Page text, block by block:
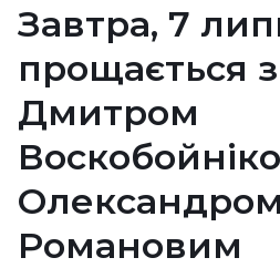
Завтра, 7
прощається
Дмитром
Олександром
Романовим